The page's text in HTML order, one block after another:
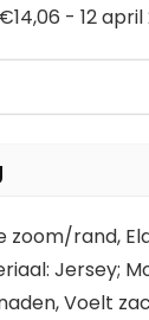
€14,06 - 12 april
zoom/rand,
Jersey;
Voelt